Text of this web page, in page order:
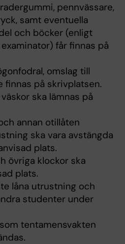
pennvässare,
samt eventuella
och böcker (enligt
får finnas på
omslag till
finnas på skrivplatsen.
ska lämnas på
annan otillåten
ska vara avstängda
plats.
övriga klockor ska
plats.
låna utrustning och
studenter under
tentamensvakten